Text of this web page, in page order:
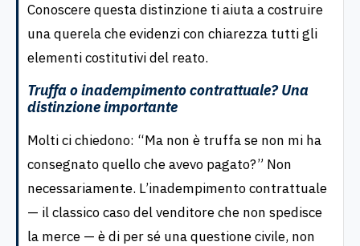
Conoscere questa distinzione ti aiuta a costruire
una querela che evidenzi con chiarezza tutti gli
elementi costitutivi del reato.
Truffa o inadempimento contrattuale? Una
distinzione importante
Molti ci chiedono: “Ma non è truffa se non mi ha
consegnato quello che avevo pagato?” Non
necessariamente. L’inadempimento contrattuale
— il classico caso del venditore che non spedisce
la merce — è di per sé una questione civile, non